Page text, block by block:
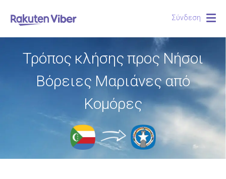
Σύνδεση
Τρόπος κλήσης προς Νήσοι
Βόρειες Μαριάνες από
Κομόρες